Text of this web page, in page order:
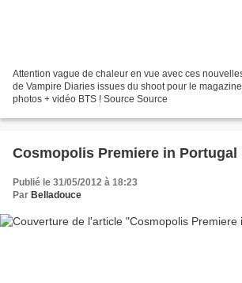
Attention vague de chaleur en vue avec ces
de Vampire Diaries issues du shoot pour le
photos + vidéo BTS ! Source Source
Cosmopolis Premiere in Portugal
Publié le 31/05/2012 à 18:23
Par Belladouce